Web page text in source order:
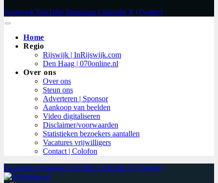
FacebookYouTube Instagram LinkedIn X (Twitter)
Home
Regio
Rijswijk | InRijswijk.com
Den Haag | 070online.nl
Over ons
Over ons
Steun ons
Adverteren | Sponsor
Aankoop van beelden
Video digitaliseren
Disclaimer/voorwaarden
Statistieken bezoekers aantallen
Vacatures vrijwilligers
Contact | Colofon
Facebook InstagramYouTube LinkedIn X (Twitter)